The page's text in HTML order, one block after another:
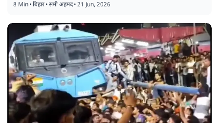
8 Min•बिहार•समी अहमद•21 Jun, 2026